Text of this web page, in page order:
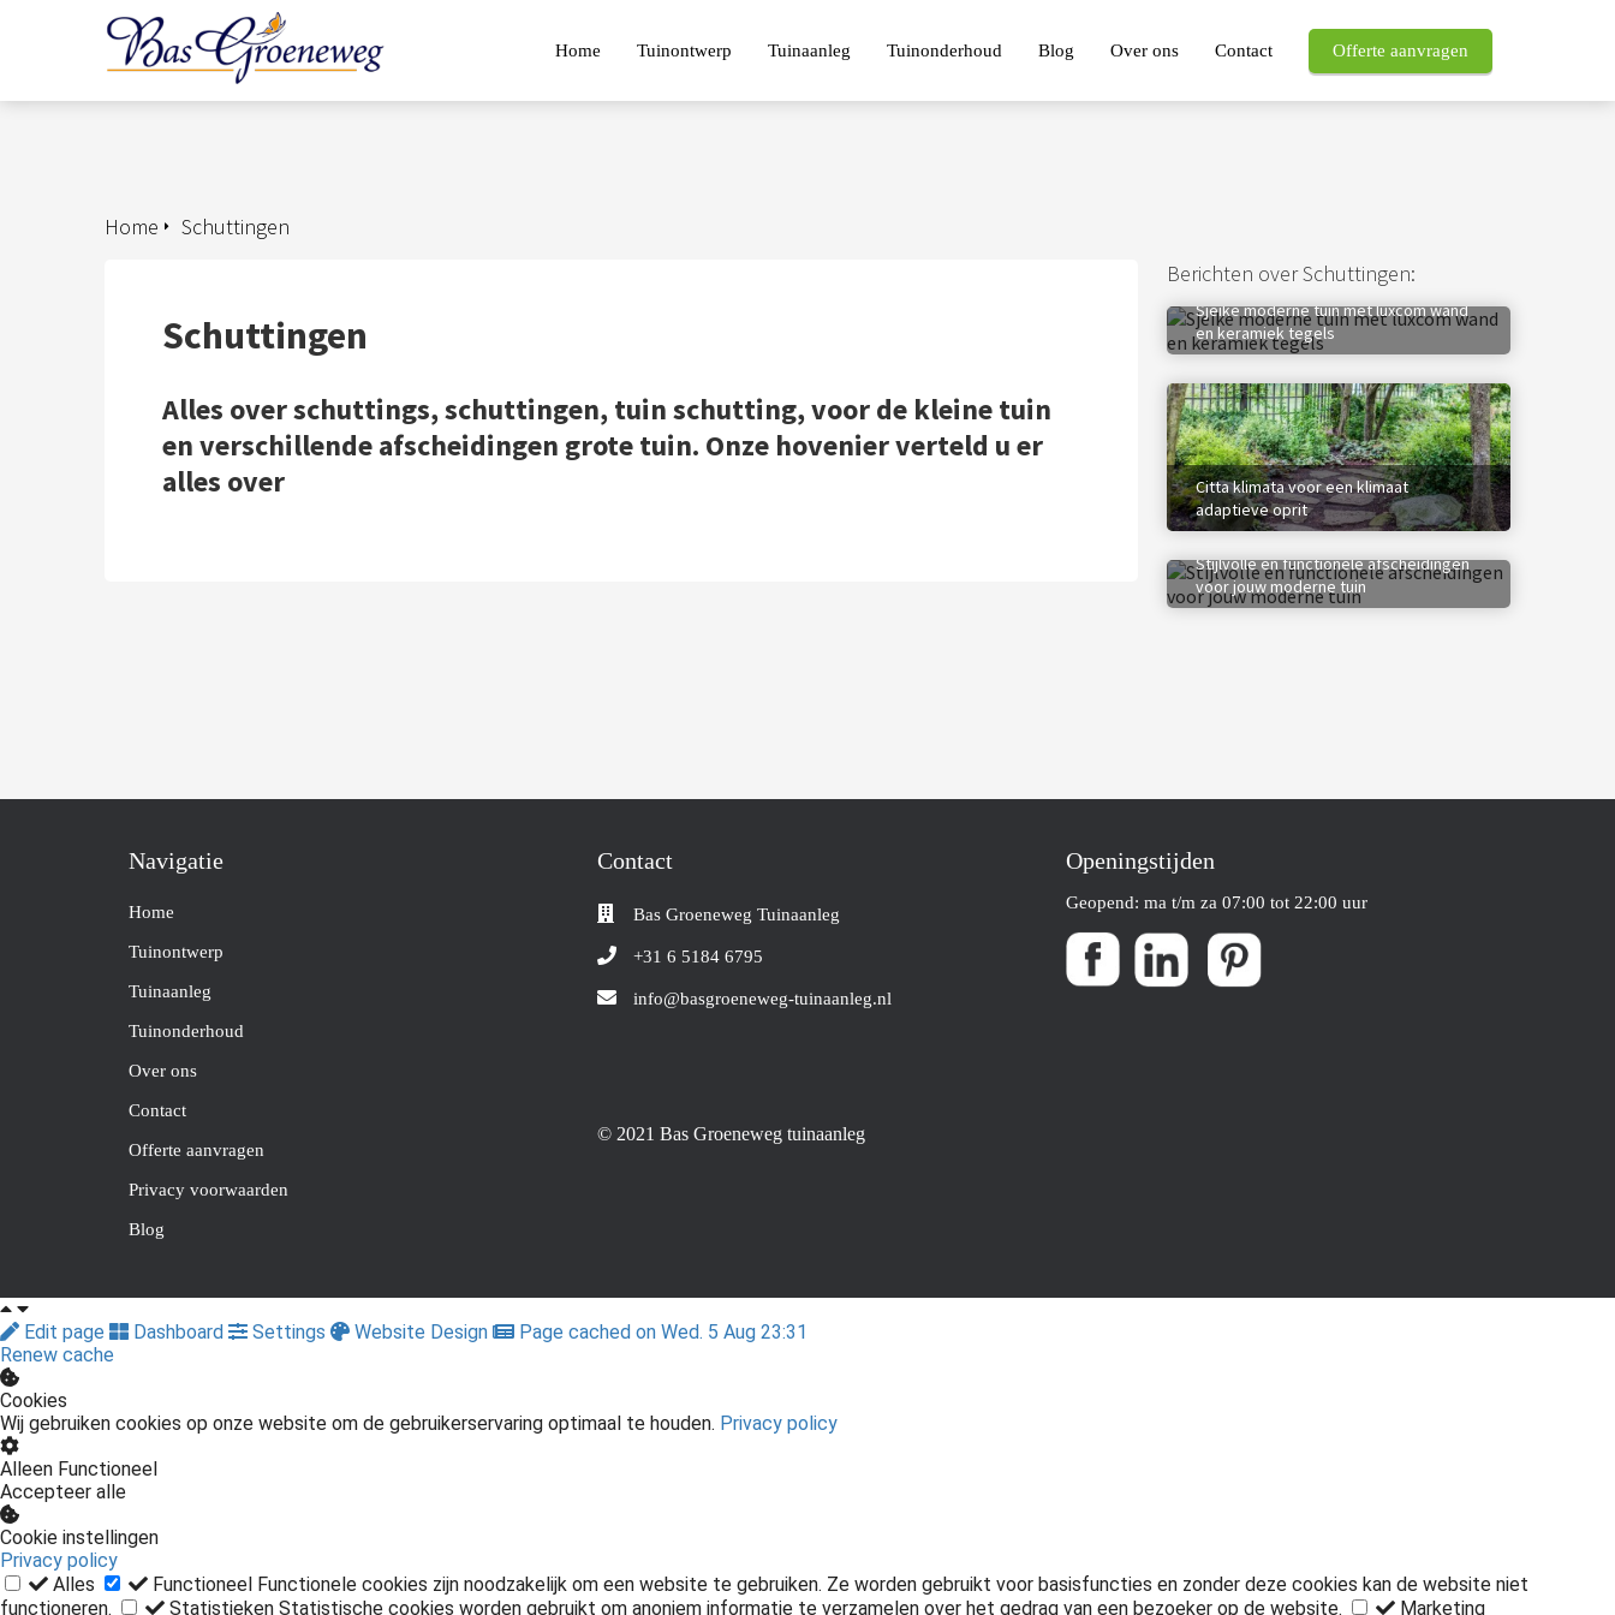
Home Tuinontwerp Tuinaanleg Tuinonderhoud Blog Over ons Contact Offerte aanvragen
Schuttingen
Home
Schuttingen
Alles over schuttings, schuttingen, tuin schutting, voor de kleine tuin
en verschillende afscheidingen grote tuin. Onze hovenier verteld u er
alles over
Berichten over Schuttingen:
Sjeike moderne tuin met luxcom wand
en keramiek tegels
Citta klimata voor een klimaat
adaptieve oprit
Stijlvolle en functionele afscheidingen
voor jouw moderne tuin
Navigatie
Home
Tuinontwerp
Tuinaanleg
Tuinonderhoud
Over ons
Contact
Offerte aanvragen
Privacy voorwaarden
Blog
Contact
Bas Groeneweg Tuinaanleg
+31 6 5184 6795
info@basgroeneweg-tuinaanleg.nl
© 2021 Bas Groeneweg tuinaanleg
Openingstijden
Geopend: ma t/m za 07:00 tot 22:00 uur
Edit page Dashboard Settings Website Design
Page cached on Wed. 5 Aug 23:31
Renew cache
Cookies
Wij gebruiken cookies op onze website om de gebruikerservaring optimaal te houden. Privacy policy
Alleen Functioneel
Accepteer alle
Cookie instellingen
Privacy policy
Alles
Functioneel Functionele cookies zijn noodzakelijk om een website te gebruiken. Ze worden gebruikt voor basisfuncties en zonder deze cookies kan de website niet
functioneren.
Statistieken Statistische cookies worden gebruikt om anoniem informatie te verzamelen over het gedrag van een bezoeker op de website. Marketing